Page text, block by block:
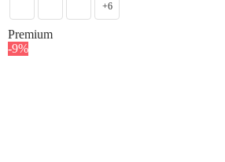
+6
Premium
-9%